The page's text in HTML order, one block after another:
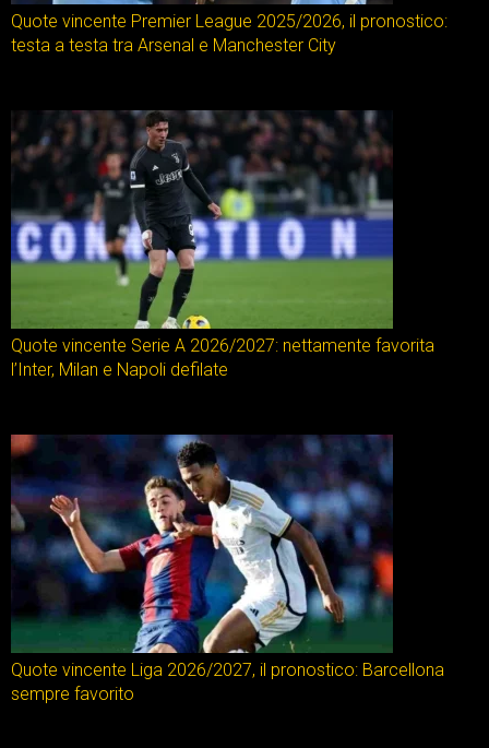
Quote vincente Premier League 2025/2026, il pronostico:
testa a testa tra Arsenal e Manchester City
Quote vincente Serie A 2026/2027: nettamente favorita
l’Inter, Milan e Napoli defilate
Quote vincente Liga 2026/2027, il pronostico: Barcellona
sempre favorito